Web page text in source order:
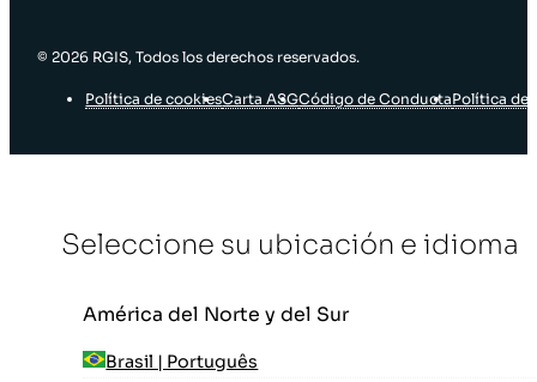
© 2026 RGIS, Todos los derechos reservados.
Política de cookiesCarta ASGCódigo de ConductaPolítica de
Seleccione su ubicación e idioma
América del Norte y del Sur
Brasil | Português